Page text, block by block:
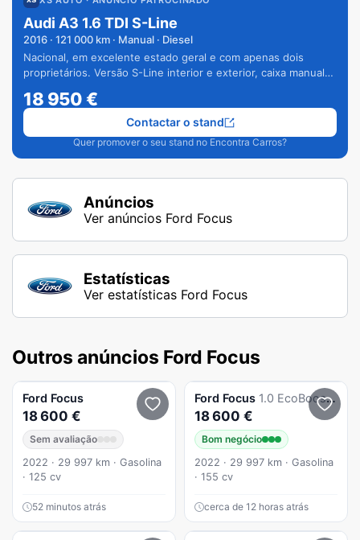
Audi A3 1.6 TDI S-Line
2016 · 121 000 km · Manual · Diesel
Nacional, em excelente estado geral e com apenas dois
proprietários. Versão S-Line interior e exterior, caixa manual
18 950€
Quer promover o seu stand no Encontra Carros?
Contactar o stand
Anúncios
Ver anúncios Ford Focus
Estatísticas
Ver estatísticas Ford Focus
Outros anúncios Ford Focus
Ford Focus
18 600 €
Sem avaliação
2022 · 29 997 km · Gasolina
· 125 cv
52 minutos atrás
Ford Focus 1.0 EcoBoost MHEV ST-Line
18 600 €
Bom negócio
2022 · 29 997 km · Gasolina
· 155 cv
cerca de 12 horas atrás